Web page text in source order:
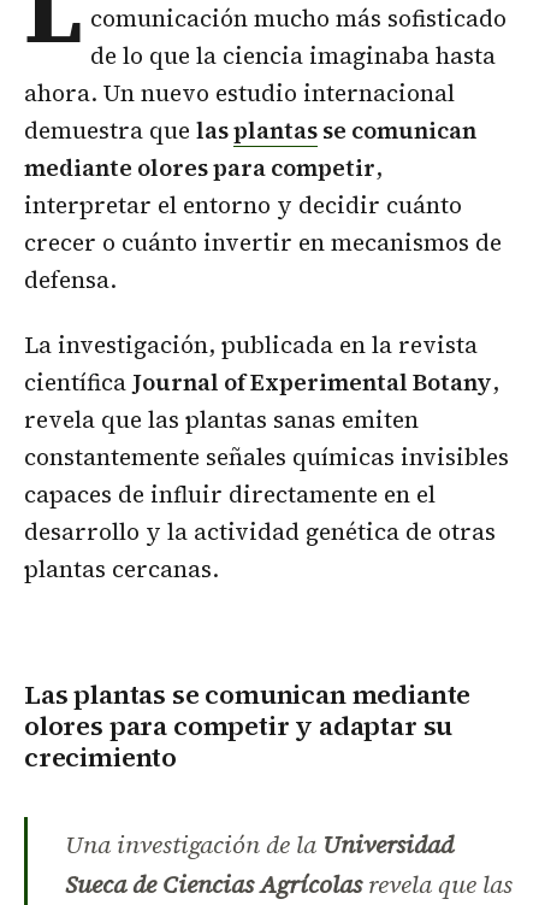
comunicación mucho más sofisticado
de lo que la ciencia imaginaba hasta
ahora. Un nuevo estudio internacional
demuestra que lasplantasse comunican
mediante olores para competir,
interpretar el entorno y decidir cuánto
crecer o cuánto invertir en mecanismos de
defensa.
La investigación, publicada en la revista
científica Journal of Experimental Botany,
revela que las plantas sanas emiten
constantemente señales químicas invisibles
capaces de influir directamente en el
desarrollo y la actividad genética de otras
plantas cercanas.
Las plantas se comunican mediante
olores para competir y adaptar su
crecimiento
Una investigación de la Universidad
Sueca de Ciencias Agrícolasrevela que las